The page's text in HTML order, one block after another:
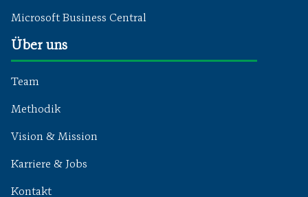
Microsoft Business Central
Über uns
Team
Methodik
Vision & Mission
Karriere & Jobs
Kontakt